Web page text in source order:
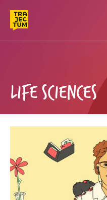
content
LIFE SCIENCES